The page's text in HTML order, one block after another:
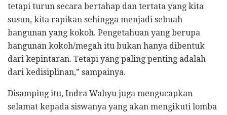
tetapi turun secara bertahap dan tertata yang kita
susun, kita rapikan sehingga menjadi sebuah
bangunan yang kokoh. Pengetahuan yang berupa
bangunan kokoh/megah itu bukan hanya dibentuk
dari kepintaran. Tetapi yang paling penting adalah
dari kedisiplinan,” sampainya.
Disamping itu, Indra Wahyu juga mengucapkan
selamat kepada siswanya yang akan mengikuti lomba